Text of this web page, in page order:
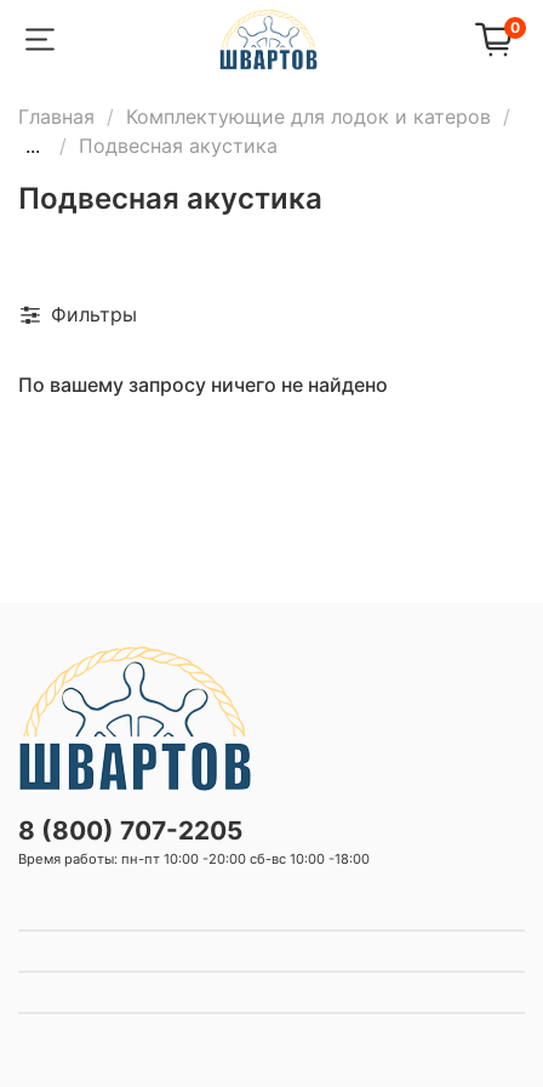
0
Главная
Комплектующие для лодок и катеров
...
Подвесная акустика
Подвесная акустика
Фильтры
По вашему запросу ничего не найдено
8 (800) 707-2205
Время работы: пн-пт 10:00 -20:00 сб-вс 10:00 -18:00